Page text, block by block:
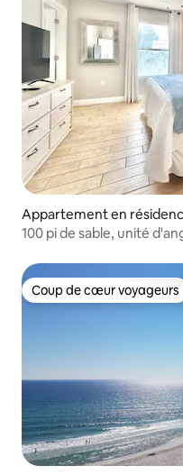
Appartement en
100 pi de sable, unité
Coup de cœur voyageurs
Coup de cœur voyageurs